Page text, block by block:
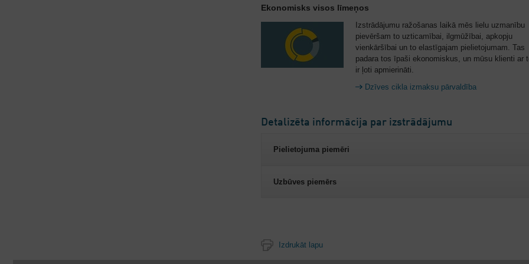
Ekonomisks visos līmeņos
Izstrādājumu ražošanas laikā mēs lielu uzmanību
pievēršam to uzticamībai, ilgmūžībai, apkopju
vienkāršībai un to elastīgajam pielietojumam. Tas
padara tos īpaši ekonomiskus, un mūsu klienti ar
ir ļoti apmierināti.
Dzīves cikla izmaksu pārvaldība
Detalizēta informācija par izstrādājumu
Pielietojuma piemēri
Uzbūves piemērs
Izdrukāt lapu